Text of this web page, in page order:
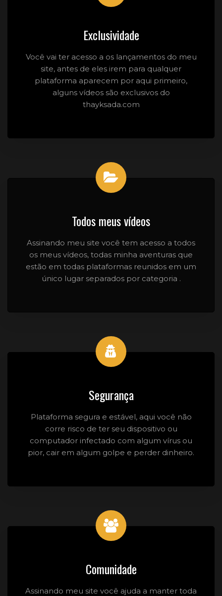
Exclusividade
Você vai ter acesso a os lançamentos do meu
site, antes de eles irem para qualquer
plataforma aparecem por aqui primeiro,
alguns vídeos são exclusivos do
thayksada.com
Todos meus vídeos
Assinando meu site você tem acesso a todos
os meus vídeos, todas minha aventuras que
estão em todas plataformas reunidos em um
único lugar separados por categoria .
Segurança
Plataforma segura e estável, aqui você não
corre risco de ter seu dispositivo ou
computador infectado com algum vírus ou
pior, cair em algum golpe e perder dinheiro.
Comunidade
Assinando meu site você ajuda a manter toda